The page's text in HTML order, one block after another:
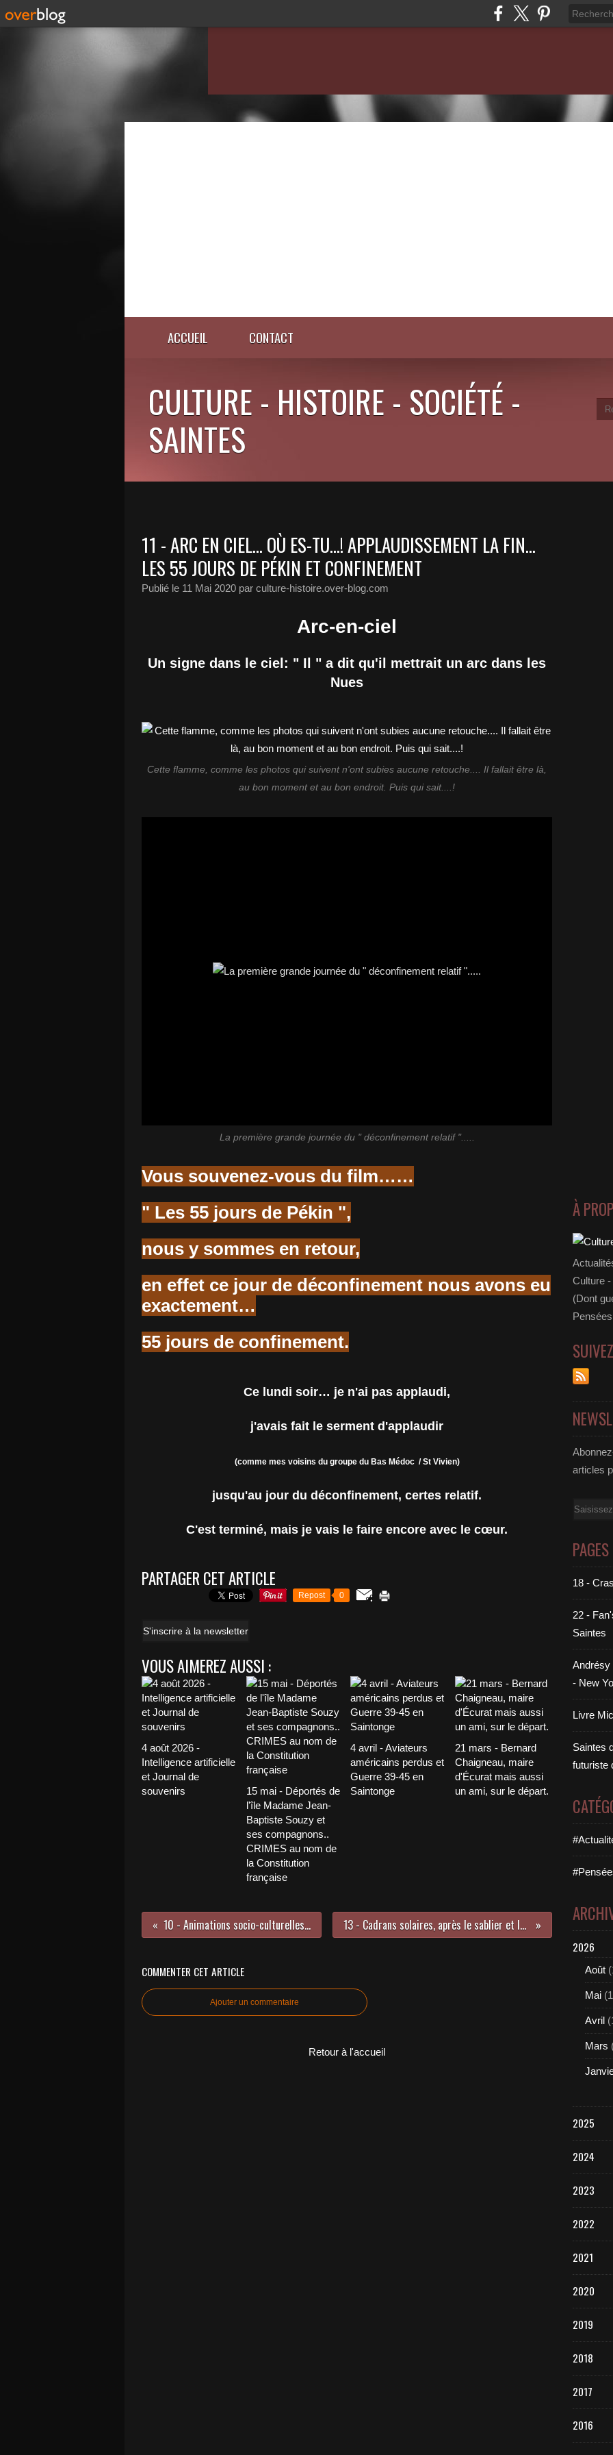
ACCUEIL CONTACT
CULTURE - HISTOIRE - SOCIÉTÉ -
SAINTES
11 - ARC EN CIEL... OÙ ES-TU...! APPLAUDISSEMENT LA FIN...
LES 55 JOURS DE PÉKIN ET CONFINEMENT
Publié le 11 Mai 2020 par culture-histoire.over-blog.com
Arc-en-ciel
Un signe dans le ciel: " Il " a dit qu'il mettrait un arc dans les
Nues
Cette flamme, comme les photos qui suivent n'ont subies aucune retouche.... Il fallait être là,
au bon moment et au bon endroit. Puis qui sait....!
La première grande journée du " déconfinement relatif ".....
Vous souvenez-vous du film……
" Les 55 jours de Pékin ",
nous y sommes en retour,
en effet ce jour de déconfinement nous avons eu
exactement…
55 jours de confinement.
Ce lundi soir… je n'ai pas applaudi,
j'avais fait le serment d'applaudir
(comme mes voisins du groupe du Bas Médoc / St Vivien)
jusqu'au jour du déconfinement, certes relatif.
C'est terminé, mais je vais le faire encore avec le cœur.
PARTAGER CET ARTICLE
Repost 0
S'inscrire à la newsletter
VOUS AIMEREZ AUSSI :
4 août 2026 -
Intelligence artificielle
et Journal de
souvenirs
15 mai - Déportés de
l'île Madame Jean-
Baptiste Souzy et
ses compagnons..
CRIMES au nom de
la Constitution
française
4 avril - Aviateurs
américains perdus et
Guerre 39-45 en
Saintonge
21 mars - Bernard
Chaigneau, maire
d'Écurat mais aussi
un ami, sur le départ.
10 - Animations socio-culturelles... Ecoles et public, à mon petit niveau 13 - Cadrans solaires, après le sablier et la bougie - Saintes se dévoile à l'ombre du style
COMMENTER CET ARTICLE
Ajouter un commentaire
Retour à l'accueil
À
Culture
(Dont
articles
Email
PAGES
18 -
22 -
Saintes
Andrésy
- New
Livre
Saintes
futuriste
2026
Août
Mai
Avril
Mars
2025
2024
2023
2022
2021
2020
2019
2018
2017
2016